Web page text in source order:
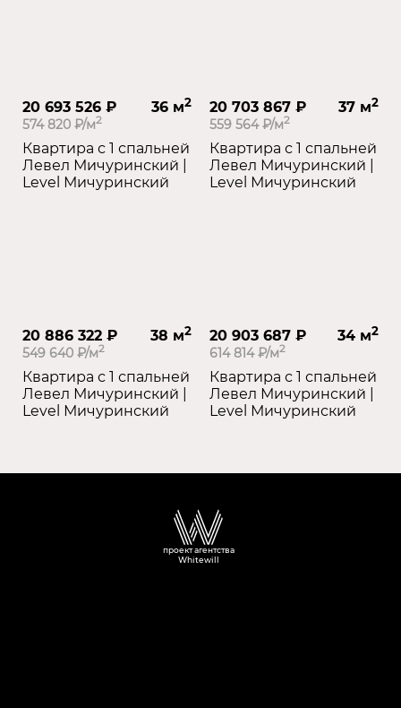
20 693 526 ₽ 36 м2
574 820 ₽/м2
Квартира с 1 спальней
Левел Мичуринский |
Level Мичуринский
20 703 867 ₽ 37 м2
559 564 ₽/м2
Квартира с 1 спальней
Левел Мичуринский |
Level Мичуринский
20 886 322 ₽ 38 м2
549 640 ₽/м2
Квартира с 1 спальней
Левел Мичуринский |
Level Мичуринский
20 903 687 ₽ 34 м2
614 814 ₽/м2
Квартира с 1 спальней
Левел Мичуринский |
Level Мичуринский
проект агентства
Whitewill